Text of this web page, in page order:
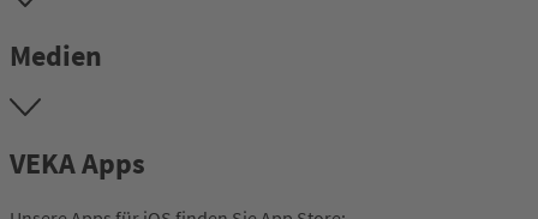
Medien
VEKA Apps